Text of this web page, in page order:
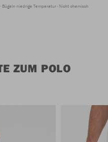
Bügeln niedrige Temperatur Nicht chemisch
ZUM POLO